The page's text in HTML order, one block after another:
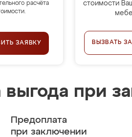
расчёта
ЗАЯВКУ
стоимости
ВЫЗВАТЬ
выгода при
Предоплата
при заключении